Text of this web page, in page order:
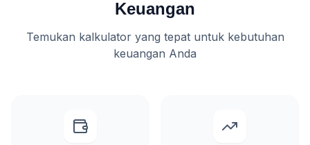
Keuangan
Temukan kalkulator yang tepat untuk kebutuhan
keuangan Anda